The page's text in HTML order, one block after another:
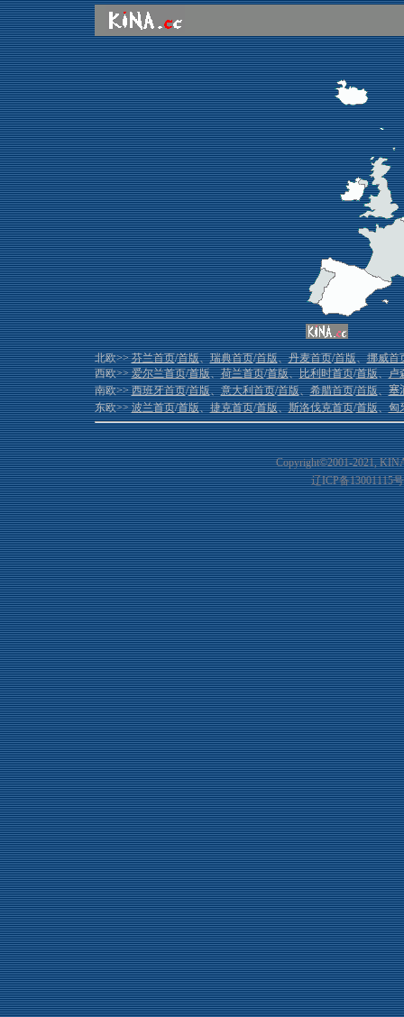
北欧>>芬兰首页/首版、瑞典首页/首版、丹麦首页/首版、挪威首
西欧>>爱尔兰首页/首版、荷兰首页/首版、比利时首页/首版、卢
南欧>>西班牙首页/首版、意大利首页/首版、希腊首页/首版、塞
东欧>>波兰首页/首版、捷克首页/首版、斯洛伐克首页/首版、匈
Copyright©2001-2021,
辽ICP备13001115